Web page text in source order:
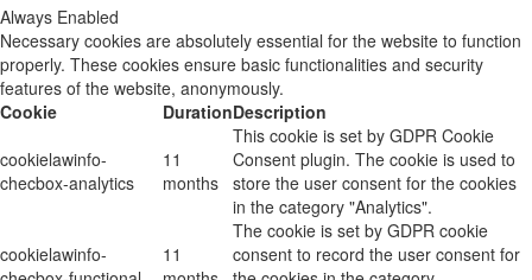
Always Enabled
Necessary cookies are absolutely essential for the website to function
properly. These cookies ensure basic functionalities and security
features of the website, anonymously.
Cookie
DurationDescription
cookielawinfo-
checbox-analytics
11
months
This cookie is set by GDPR Cookie
Consent plugin. The cookie is used to
store the user consent for the cookies
in the category "Analytics".
cookielawinfo-
11
The cookie is set by GDPR cookie
consent to record the user consent for